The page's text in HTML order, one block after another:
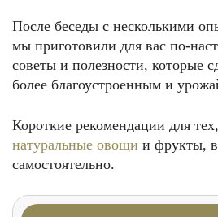
После беседы с несколькими
мы приготовили для вас по-
советы и полезности, которые
более благоустроенным и
Короткие рекомендации для
натуральные овощи и фрукты,
самостоятельно.